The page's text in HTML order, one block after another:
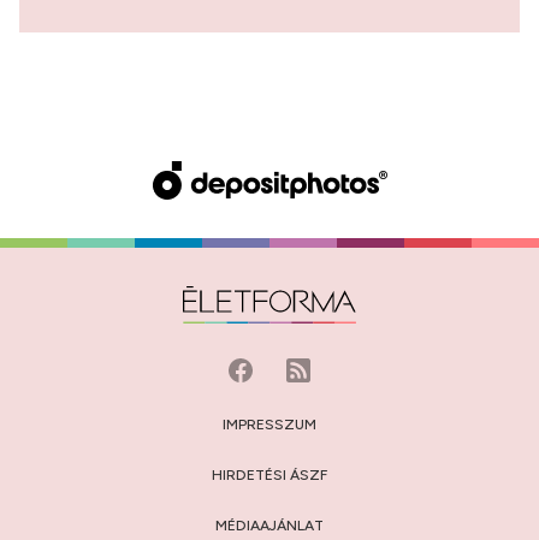
IMPRESSZUM
HIRDETÉSI ÁSZF
MÉDIAAJÁNLAT